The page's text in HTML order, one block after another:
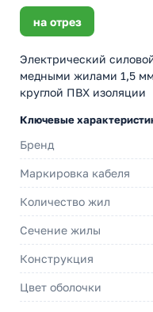
на отрез
Электрический
медными жилами 1,5
круглой ПВХ изоляции
Ключевые
Бренд
Маркировка кабеля
Количество жил
Сечение жилы
Конструкция
Цвет оболочки